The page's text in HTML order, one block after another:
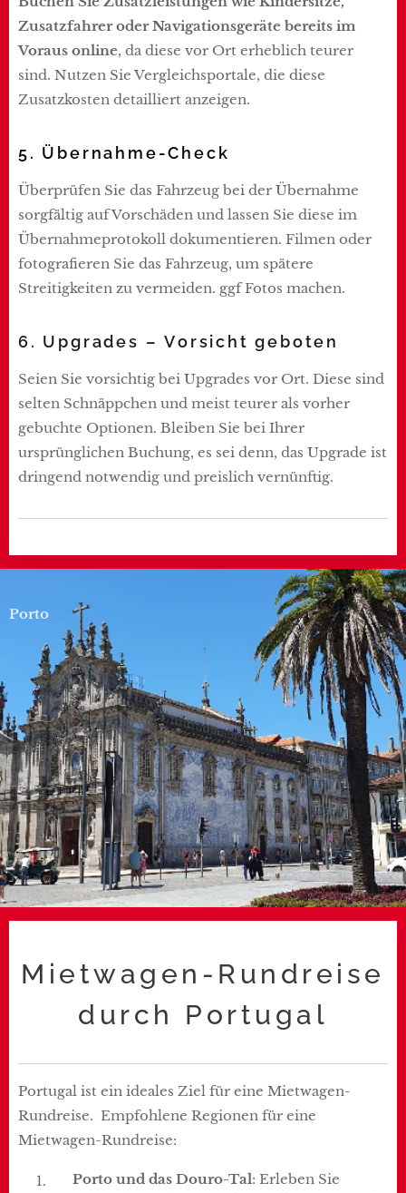
Zusatzfahrer oder Navigationsgeräte bereits im
Voraus online, da diese vor Ort erheblich teurer
sind. Nutzen Sie Vergleichsportale, die diese
Zusatzkosten detailliert anzeigen.
5. Übernahme-Check
Überprüfen Sie das Fahrzeug bei der Übernahme
sorgfältig auf Vorschäden und lassen Sie diese im
Übernahmeprotokoll dokumentieren. Filmen oder
fotografieren Sie das Fahrzeug, um spätere
Streitigkeiten zu vermeiden. ggf Fotos machen.
6. Upgrades – Vorsicht geboten
Seien Sie vorsichtig bei Upgrades vor Ort. Diese sind
selten Schnäppchen und meist teurer als vorher
gebuchte Optionen. Bleiben Sie bei Ihrer
ursprünglichen Buchung, es sei denn, das Upgrade ist
dringend notwendig und preislich vernünftig.
Porto
Mietwagen-Rundreise
durch Portugal
Portugal ist ein ideales Ziel für eine Mietwagen-
Rundreise. Empfohlene Regionen für eine
Mietwagen-Rundreise:
Porto und das Douro-Tal: Erleben Sie